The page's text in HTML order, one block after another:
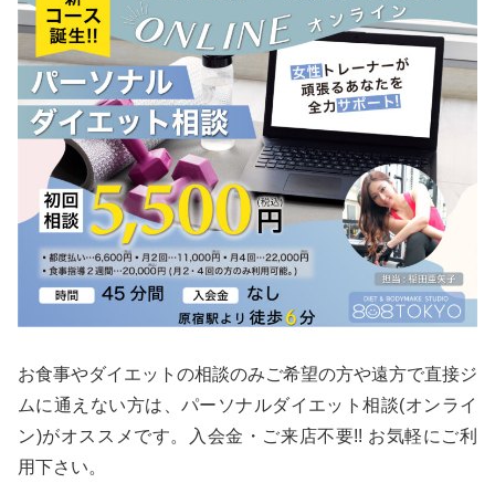
お食事やダイエットの相談のみご希望の方や遠方で直接ジ
ムに通えない方は、パーソナルダイエット相談(オンライ
ン)がオススメです。入会金・ご来店不要!! お気軽にご利
用下さい。